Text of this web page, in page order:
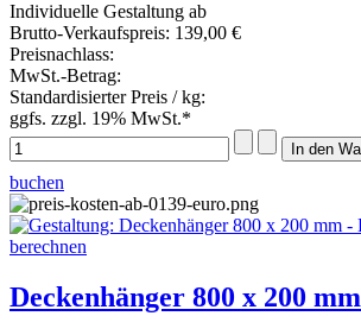
Individuelle Gestaltung ab
Brutto-Verkaufspreis: 139,00 €
Preisnachlass:
MwSt.-Betrag:
Standardisierter Preis / kg:
ggfs. zzgl. 19% MwSt.*
buchen
Deckenhänger 800 x 200 mm